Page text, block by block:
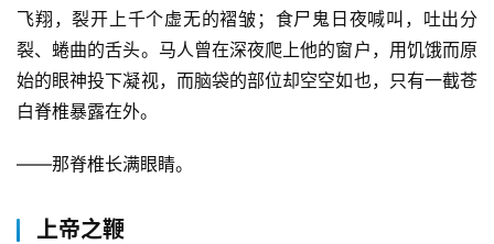
飞翔，裂开上千个虚无的褶皱；食尸鬼日夜喊叫，吐出分
裂、蜷曲的舌头。马人曾在深夜爬上他的窗户，用饥饿而原
始的眼神投下凝视，而脑袋的部位却空空如也，只有一截苍
白脊椎暴露在外。
——那脊椎长满眼睛。
上帝之鞭